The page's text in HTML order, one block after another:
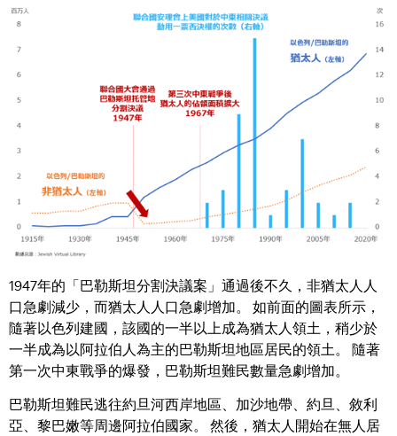
1947年的「巴勒斯坦分割決議案」通過後不久，非猶太人人
口急劇減少，而猶太人人口急劇增加。 如前面的圖表所示，
隨著以色列建國，該國的一半以上成為猶太人領土，稍少於
一半成為以阿拉伯人為主的巴勒斯坦地區居民的領土。 隨著
第一次中東戰爭的爆發，巴勒斯坦難民數量急劇增加。
巴勒斯坦難民逃往約旦河西岸地區、加沙地帶、約旦、敘利
亞、黎巴嫩等周邊阿拉伯國家。 然後，猶太人開始在無人居